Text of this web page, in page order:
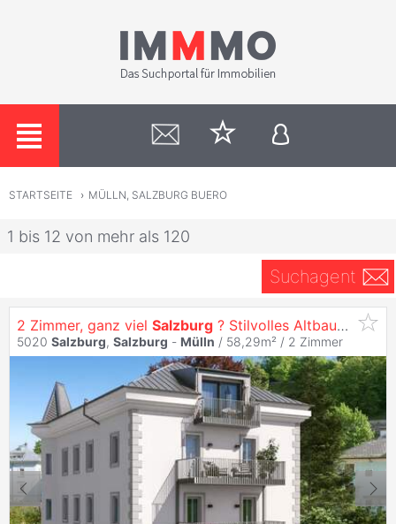
STARTSEITE › MÜLLN, SALZBURG BUERO
1 bis 12 von mehr als 120
Suchagent
2 Zimmer, ganz viel Salzburg ? Stilvolles Altbauwohnen mit Balkon in
5020 Salzburg, Salzburg - Mülln / 58,29m² / 2 Zimmer